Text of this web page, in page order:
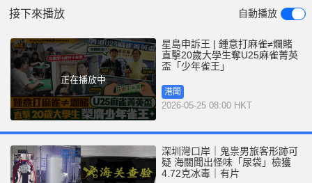
接下來播放 自動播放
正在播放中
星島申訴王 | 鍾意打麻雀≠爛賭
直擊20歲大學生奪U25麻雀菁英
盃「少年雀王」
港聞
2026-05-25 08:00 HKT
深圳灣口岸｜鬼祟男旅客形跡可
疑 海關聞出怪味「尿袋」檢獲
4.72克冰毒｜有片